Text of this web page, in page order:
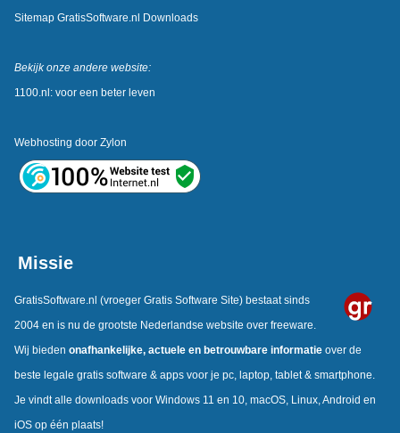
Sitemap GratisSoftware.nl Downloads
Bekijk onze andere website:
1100.nl: voor een beter leven
Webhosting door Zylon
Missie
GratisSoftware.nl (vroeger Gratis Software Site) bestaat sinds
2004 en is nu de grootste Nederlandse website over freeware.
Wij bieden onafhankelijke, actuele en betrouwbare informatieover de
beste legale gratis software & apps voor je pc, laptop, tablet & smartphone.
Je vindt alle downloads voor Windows 11 en 10, macOS, Linux, Android en
iOS op één plaats!